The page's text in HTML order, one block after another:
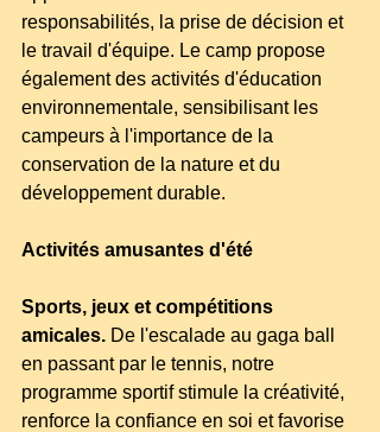
responsabilités, la prise de décision et
le travail d'équipe. Le camp propose
également des activités d'éducation
environnementale, sensibilisant les
campeurs à l'importance de la
conservation de la nature et du
développement durable.
Activités amusantes d'été
Sports, jeux et compétitions
amicales. De l'escalade au gaga ball
en passant par le tennis, notre
programme sportif stimule la créativité,
renforce la confiance en soi et favorise